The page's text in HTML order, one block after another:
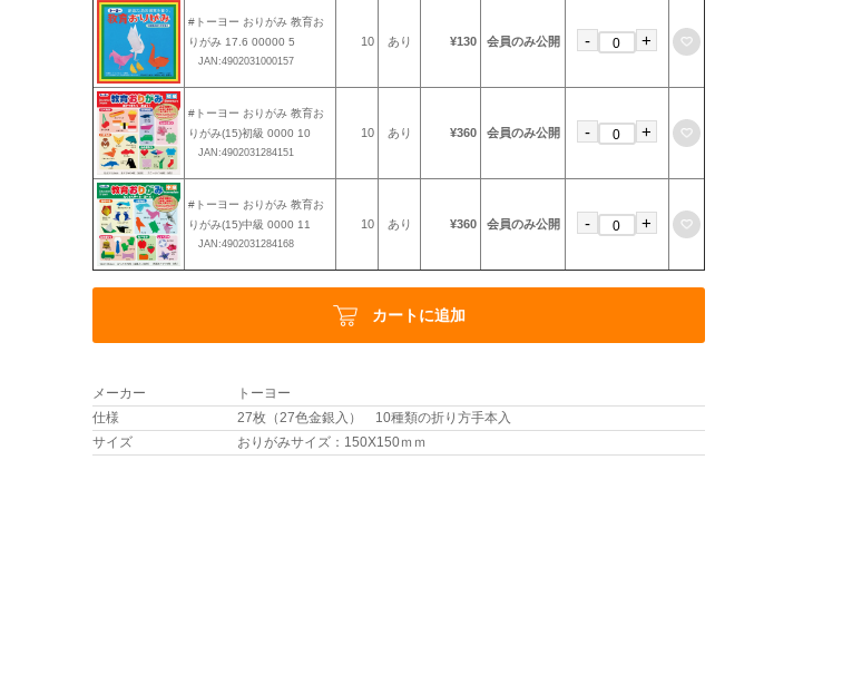
#トーヨー おりがみ 教育お
りがみ 17.6 00000 5
JAN:4902031000157
10 あり ¥130 会員のみ公開 - +
#トーヨー おりがみ 教育お
りがみ(15)初級 0000 10
JAN:4902031284151
10 あり ¥360 会員のみ公開 - +
#トーヨー おりがみ 教育お
りがみ(15)中級 0000 11
JAN:4902031284168
10 あり ¥360 会員のみ公開 - +
カートに追加
メーカー
トーヨー
仕様
27枚（27色金銀入） 10種類の折り方手本入
サイズ
おりがみサイズ：150X150ｍｍ